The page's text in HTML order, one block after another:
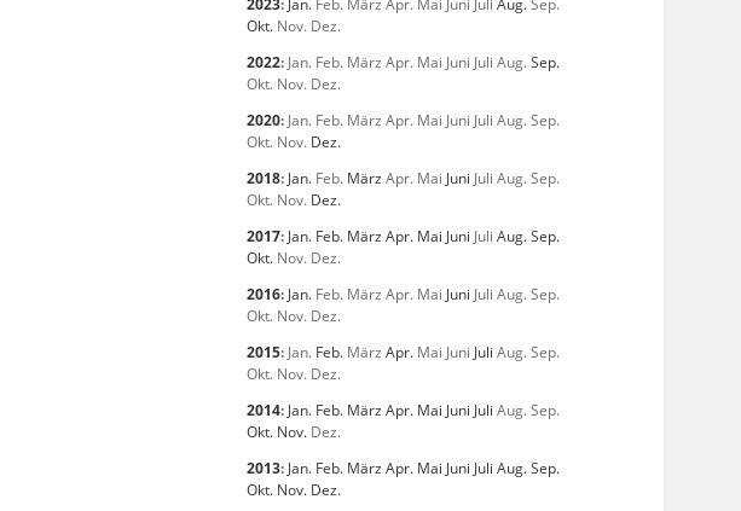
Okt. Nov. Dez.
2022: Jan. Feb. März Apr. Mai Juni Juli Aug.Sep.
Okt. Nov. Dez.
2020: Jan. Feb. März Apr. Mai Juni Juli Aug.Sep.
Okt. Nov. Dez.
2018: Jan. Feb. März Apr. Mai Juni Juli Aug.Sep.
Okt. Nov. Dez.
2017: Jan. Feb. März Apr. Mai Juni Juli Aug.Sep.
Okt. Nov. Dez.
2016: Jan. Feb. März Apr. Mai Juni Juli Aug.Sep.
Okt. Nov. Dez.
2015: Jan. Feb. März Apr. Mai Juni Juli Aug.Sep.
Okt. Nov. Dez.
2014: Jan. Feb. März Apr. Mai Juni Juli Aug.Sep.
Okt. Nov. Dez.
2013: Jan. Feb. März Apr. Mai Juni Juli Aug.Sep.
Okt. Nov. Dez.